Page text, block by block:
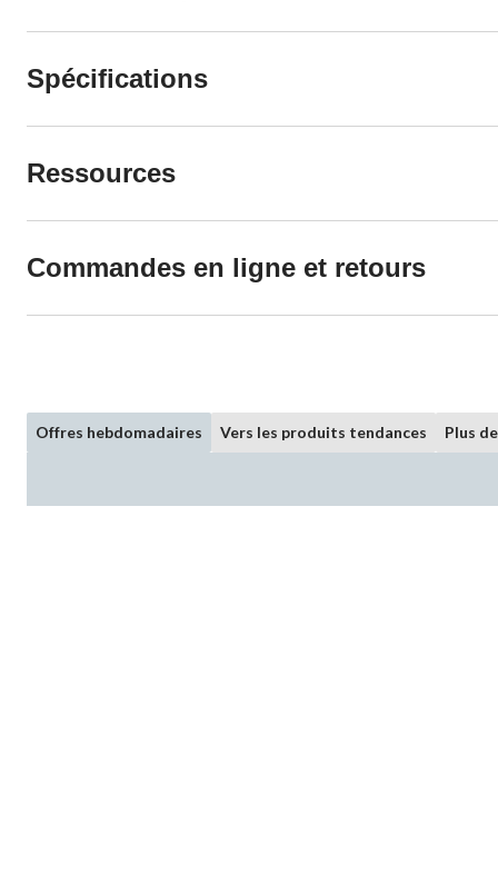
Spécifications
Ressources
Commandes en ligne et retours
Offres hebdomadaires Vers les produits tendances Plus